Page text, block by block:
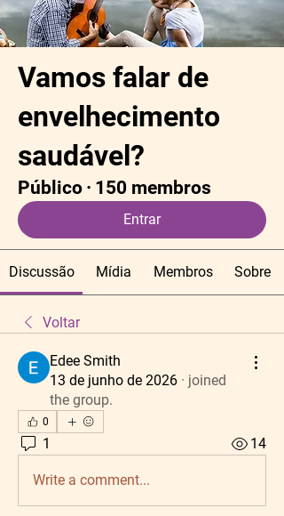
Vamos falar de
envelhecimento
saudável?
Público · 150 membros
Entrar
Discussão Mídia Membros Sobre
Voltar
Edee Smith
13 de junho de 2026 · joined
the group.
0
1 14
Write a comment...